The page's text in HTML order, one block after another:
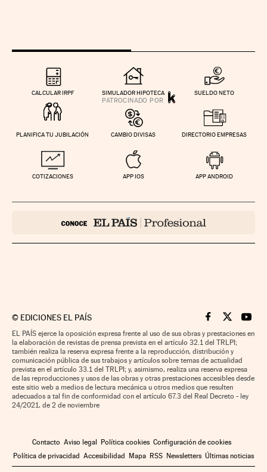
CALCULAR IRPF SIMULADOR HIPOTECA SUELDO NETO
PLANIFICA TU JUBILACIÓN CAMBIO DIVISAS DIRECTORIO EMPRESAS
COTIZACIONES APP IOS APP ANDROID
© EDICIONES EL PAÍS Cinco Días en
Cinco Días
Cinco
EL PAÍS ejerce la oposición expresa frente al uso de sus obras y prestaciones en
la elaboración de revistas de prensa prevista en el artículo 32.1 del TRLPI;
también realiza la reserva expresa frente a la reproducción, distribución y
comunicación pública de sus trabajos y artículos sobre temas de actualidad
prevista en el artículo 33.1 del TRLPI; y, asimismo, realiza una reserva expresa
de las reproducciones y usos de las obras y otras prestaciones accesibles desde
este sitio web a medios de lectura mecánica u otros medios que resulten
adecuados a tal fin de conformidad con el artículo 67.3 del Real Decreto - ley
24/2021, de 2 de noviembre
Contacto Aviso legal Política cookies Configuración de cookies
Política de privacidad Accesibilidad Mapa RSS Newsletters Últimas noticias